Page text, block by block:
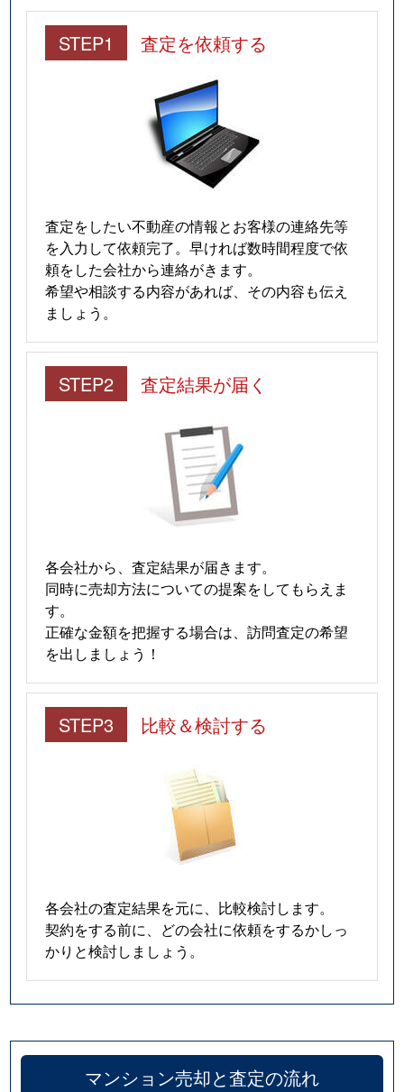
STEP1 査定を依頼する
査定をしたい不動産の情報とお客様の連絡先等
を入力して依頼完了。早ければ数時間程度で依
頼をした会社から連絡がきます。
希望や相談する内容があれば、その内容も伝え
ましょう。
STEP2 査定結果が届く
各会社から、査定結果が届きます。
同時に売却方法についての提案をしてもらえま
す。
正確な金額を把握する場合は、訪問査定の希望
を出しましょう！
STEP3 比較＆検討する
各会社の査定結果を元に、比較検討します。
契約をする前に、どの会社に依頼をするかしっ
かりと検討しましょう。
マンション売却と査定の流れ